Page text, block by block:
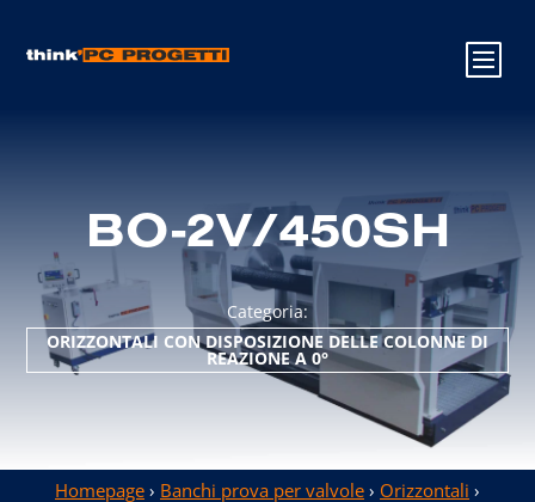
BO-2V/450SH
Categoria:
ORIZZONTALI CON DISPOSIZIONE DELLE COLONNE DI
REAZIONE A 0°
Homepage › Banchi prova per valvole › Orizzontali ›